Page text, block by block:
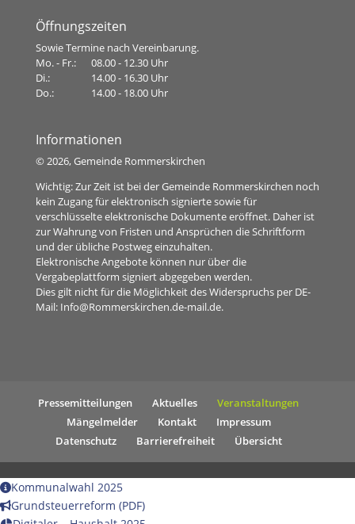
Öffnungszeiten
Sowie Termine nach Vereinbarung.
Mo. - Fr.:
08.00 - 12.30 Uhr
Di.:
14.00 - 16.30 Uhr
Do.:
14.00 - 18.00 Uhr
Informationen
© 2026, Gemeinde Rommerskirchen
Wichtig: Zur Zeit ist bei der Gemeinde Rommerskirchen noch
kein Zugang für elektronisch signierte sowie für
verschlüsselte elektronische Dokumente eröffnet. Daher ist
zur Wahrung von Fristen und Ansprüchen die Schriftform
und der übliche Postweg einzuhalten.
Elektronische Angebote können nur über die
Vergabeplattform signiert abgegeben werden.
Dies gilt nicht für die Möglichkeit des Widerspruchs per DE-
Mail: Info@Rommerskirchen.de-mail.de.
Pressemitteilungen Aktuelles
Veranstaltungen
Mängelmelder
Kontakt
Impressum
Datenschutz
Barrierefreiheit Übersicht
Kommunalwahl 2025
Grundsteuerreform (PDF)